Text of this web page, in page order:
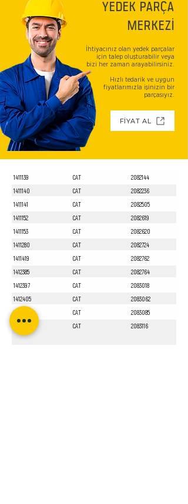
MERKEZİ
İhtiyacınız olan yedek parçalar
için talep oluşturabilir veya
bizi her zaman arayabilirsiniz.
Hızlı tedarik ve uygun
fiyatlarımızla işinizin bir
parçasıyız.
FİYAT AL
1411139 CAT
2082144
1411140
CAT
2082236
1411141
CAT
2082505
1411152
CAT
2082619
1411153
CAT
2082620
1411280
CAT
2082724
1411419
CAT
2082762
1412385
CAT
2082764
1412397
CAT
2083018
1412405
CAT
2083062
1412551
CAT
2083085
CAT 2083116